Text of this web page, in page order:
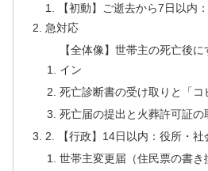
1. 【初動】ご逝去から7日以内
急対応
【全体像】世帯主の死亡後
イン
死亡診断書の受け取りと「コ
死亡届の提出と火葬許可証の
2. 【行政】14日以内：役所・社
世帯主変更届（住民票の書き